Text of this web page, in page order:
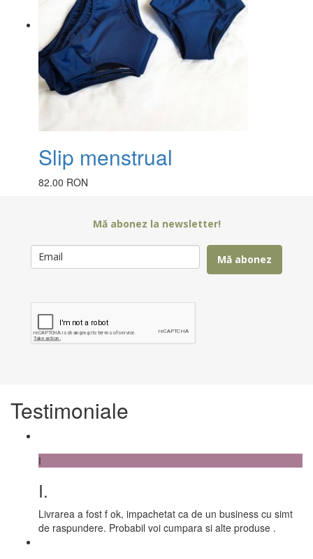
Slip menstrual
82.00 RON
Mă abonez la newsletter!
Mă abonez
Testimoniale
I
I.
Livrarea a fost f ok, impachetat ca de un business cu simt
de raspundere. Probabil voi cumpara si alte produse .